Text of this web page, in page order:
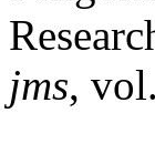
jms,